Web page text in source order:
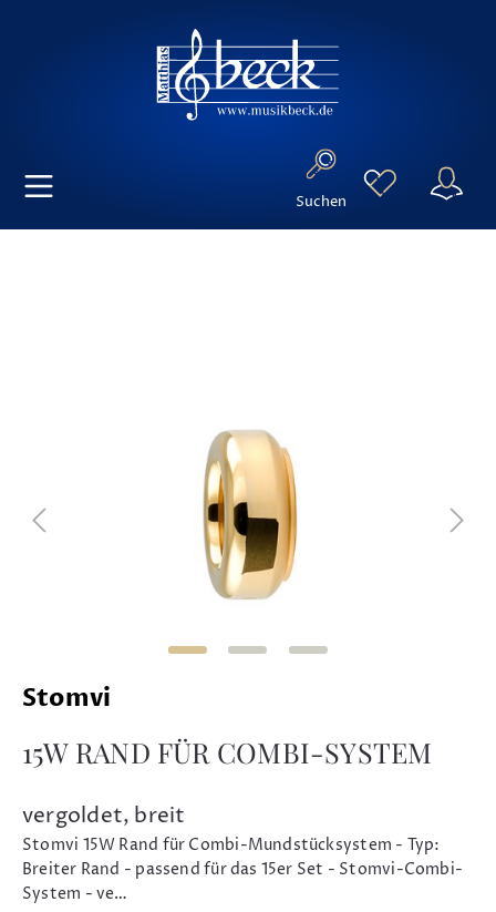
Suchen
Stomvi
15W RAND FÜR COMBI-SYSTEM
vergoldet, breit
Stomvi 15W Rand für Combi-Mundstücksystem - Typ:
Breiter Rand - passend für das 15er Set - Stomvi-Combi-
System - ve…